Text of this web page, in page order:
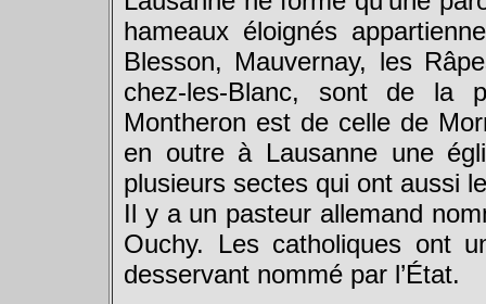
hameaux éloignés
Blesson, Mauvernay, les
chez-les-Blanc, sont de la
Montheron est de celle de
en outre à Lausanne une
plusieurs sectes qui ont aussi
Il y a un pasteur allemand
Ouchy. Les catholiques ont
desservant nommé par l’État.